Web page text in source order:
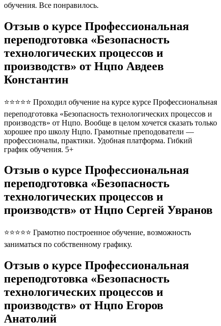
обучения. Все понравилось.
Отзыв о курсе Профессиональная
переподготовка «Безопасность
технологических процессов и
производств» от Нцпо Авдеев
Константин
⭐⭐⭐⭐⭐ Проходил обучение на курсе курсе Профессиональная
переподготовка «Безопасность технологических процессов и
производств» от Нцпо. Вообще в целом хочется сказать только
хорошее про школу Нцпо. Грамотные преподователи —
профессионалы, практики. Удобная платформа. Гибкий
график обучения. 5+
Отзыв о курсе Профессиональная
переподготовка «Безопасность
технологических процессов и
производств» от Нцпо Сергей Увранов
⭐⭐⭐⭐⭐ Грамотно построенное обучение, возможность
заниматься по собственному графику.
Отзыв о курсе Профессиональная
переподготовка «Безопасность
технологических процессов и
производств» от Нцпо Егоров
Анатолий